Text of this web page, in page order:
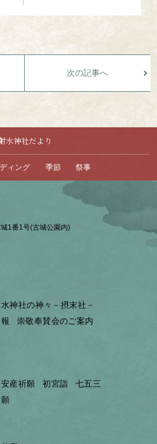
次の記事へ
水神社だより
ィング 季節 祭事
1番1号(古城公園内)
神社の神々－摂末社－
崇敬奉賛会のご案内
安産祈願 初宮詣
七五三